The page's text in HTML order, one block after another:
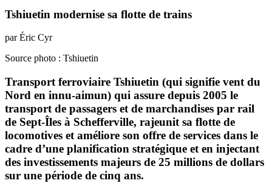
Tshiuetin modernise sa flotte de trains
par Éric Cyr
Source photo : Tshiuetin
Transport ferroviaire Tshiuetin (qui signifie vent du
Nord en innu-aimun) qui assure depuis 2005 le
transport de passagers et de marchandises par rail
de Sept-Îles à Schefferville, rajeunit sa flotte de
locomotives et améliore son offre de services dans le
cadre d’une planification stratégique et en injectant
des investissements majeurs de 25 millions de dollars
sur une période de cinq ans.